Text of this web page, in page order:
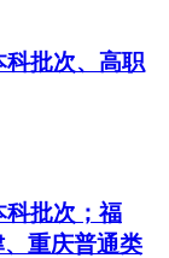
科批次、高职
科批次；福
重庆普通类